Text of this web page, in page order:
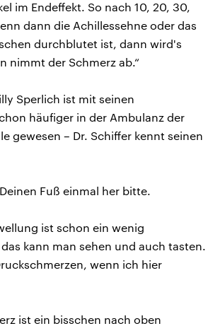
im Endeffekt. So nach 10, 20, 30,
dann die Achillessehne oder das
durchblutet ist, dann wird's
nimmt der Schmerz ab.“
Sperlich ist mit seinen
häufiger in der Ambulanz der
gewesen – Dr. Schiffer kennt seinen
Fuß einmal her bitte.
ist schon ein wenig
kann man sehen und auch tasten.
wenn ich hier
ist ein bisschen nach oben